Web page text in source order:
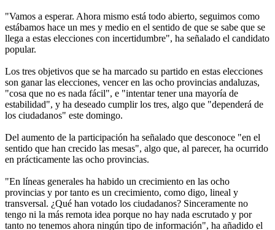
"Vamos a esperar. Ahora mismo está todo abierto, seguimos como
estábamos hace un mes y medio en el sentido de que se sabe que se
llega a estas elecciones con incertidumbre", ha señalado el candidato
popular.
Los tres objetivos que se ha marcado su partido en estas elecciones
son ganar las elecciones, vencer en las ocho provincias andaluzas,
"cosa que no es nada fácil", e "intentar tener una mayoría de
estabilidad", y ha deseado cumplir los tres, algo que "dependerá de
los ciudadanos" este domingo.
Del aumento de la participación ha señalado que desconoce "en el
sentido que han crecido las mesas", algo que, al parecer, ha ocurrido
en prácticamente las ocho provincias.
"En líneas generales ha habido un crecimiento en las ocho
provincias y por tanto es un crecimiento, como digo, lineal y
transversal. ¿Qué han votado los ciudadanos? Sinceramente no
tengo ni la más remota idea porque no hay nada escrutado y por
tanto no tenemos ahora ningún tipo de información", ha añadido el